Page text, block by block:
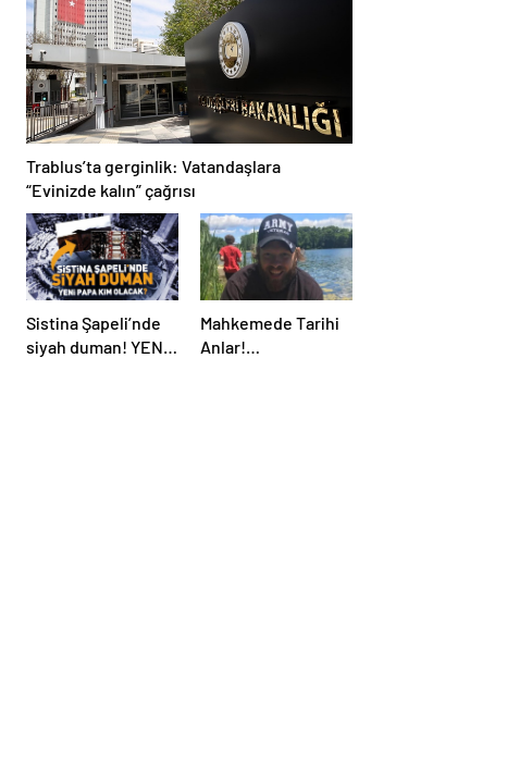
Trablus’ta gerginlik: Vatandaşlara
“Evinizde kalın” çağrısı
Sistina Şapeli’nde
siyah duman! YENİ
Mahkemede Tarihi
Anlar!